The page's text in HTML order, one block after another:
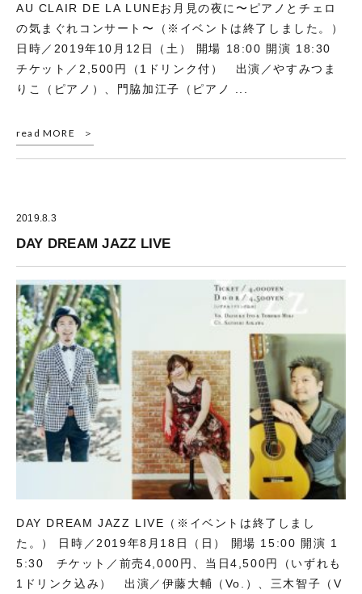
AU CLAIR DE LA LUNEお月見の夜に〜ピアノとチェロ
の気まぐれコンサート〜（※イベントは終了しました。）
日時／2019年10月12日（土） 開場 18:00 開演 18:30
チケット／2,500円（1ドリンク付） 出演／やすみつま
りこ（ピアノ）、門脇加江子（ピアノ ...
read MORE
2019.8.3
DAY DREAM JAZZ LIVE
DAY DREAM JAZZ LIVE（※イベントは終了しまし
た。） 日時／2019年8月18日（日） 開場 15:00 開演 1
5:30 チケット／前売4,000円、当日4,500円（いずれも
1ドリンク込み） 出演／伊藤大輔（Vo.）、三木智子（V